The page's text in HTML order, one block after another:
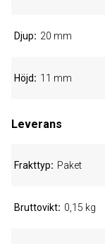
Djup 20 mm
Höjd 11 mm
Leverans
Frakttyp Paket
Bruttovikt 0,15 kg